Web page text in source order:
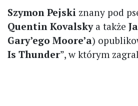
Szymon Pejski znany pod
Quentin Kovalsky a także
Gary’ego Moore’a)
Is Thunder”, w którym